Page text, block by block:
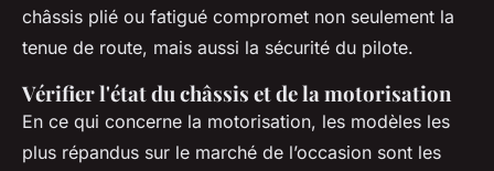
châssis plié ou fatigué compromet non seulement la
tenue de route, mais aussi la sécurité du pilote.
Vérifier l'état du châssis et de la motorisation
En ce qui concerne la motorisation, les modèles les
plus répandus sur le marché de l’occasion sont les